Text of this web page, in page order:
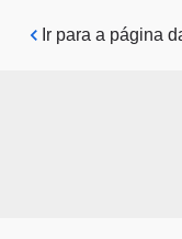
Pular para o
Ir para a página